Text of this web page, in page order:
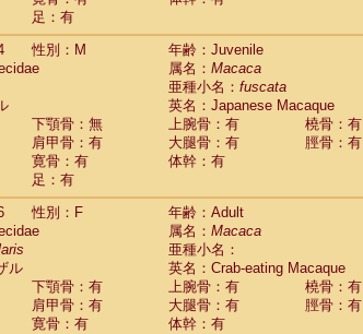
Alouatta caraya
Alouatta fusca
Alouatta seniculus
Alouatta
Ateles geoffroyi
Ateles paniscus
Atelesspp.
Lagothrix lagothricha
Lagothrix lagothricha cana(0)
Cacajao calvus rubicundus(1)
Callicebus cupreus(2)
Callicebus donacophilus(0)
Callicebus moloch(0)
Callicebus torquatus(0)
Callicebus
足：有
性別：M
年齢：Juvenile
属名： Macaca
亜種小名： fuscata
英名：Japanese Macaque
下顎骨：無 上腕骨：有
橈骨：有
肩甲骨：有 大腿骨：有
脛骨：有
寛骨：有
体幹：有
足：有
性別：F
年齢：Adult
属名： Macaca
亜種小名：
ル
英名：Crab-eating Macaque
下顎骨：有 上腕骨：有
橈骨：有
肩甲骨：有 大腿骨：有
脛骨：有
寛骨：有
体幹：有